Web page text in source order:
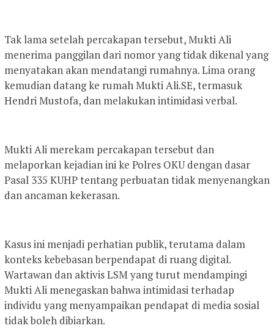
Tak lama setelah percakapan tersebut, Mukti Ali
menerima panggilan dari nomor yang tidak dikenal yang
menyatakan akan mendatangi rumahnya. Lima orang
kemudian datang ke rumah Mukti Ali.SE, termasuk
Hendri Mustofa, dan melakukan intimidasi verbal.
Mukti Ali merekam percakapan tersebut dan
melaporkan kejadian ini ke Polres OKU dengan dasar
Pasal 335 KUHP tentang perbuatan tidak menyenangkan
dan ancaman kekerasan.
Kasus ini menjadi perhatian publik, terutama dalam
konteks kebebasan berpendapat di ruang digital.
Wartawan dan aktivis LSM yang turut mendampingi
Mukti Ali menegaskan bahwa intimidasi terhadap
individu yang menyampaikan pendapat di media sosial
tidak boleh dibiarkan.